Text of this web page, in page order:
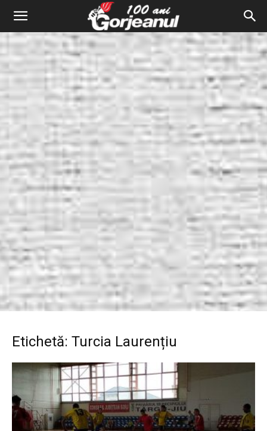
Etichetă: Turcia Laurențiu